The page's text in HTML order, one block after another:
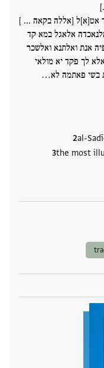
אט[א]ל [אללה בקאה ... ]
אלאגל במא קד
אנת ואלתנא ואלשכר
לך פקד יא מולאי
בשי פאתמה לא‮…
al-
the most